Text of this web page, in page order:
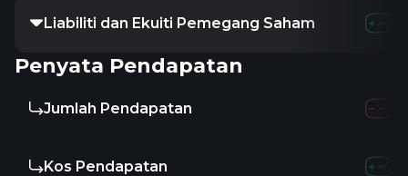
Liabiliti dan Ekuiti Pemegang Saham
Penyata Pendapatan
Jumlah Pendapatan
Kos Pendapatan